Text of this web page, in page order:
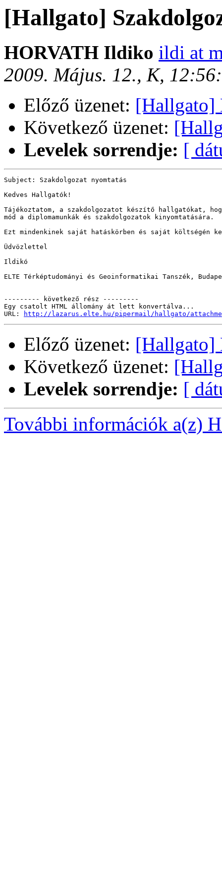
[Hallgato]
HORVATH Ildiko ildi at
2009. Május. 12., K,
Előző üzenet: [Hallgato]
Következő üzenet:
Levelek sorrendje: [
Subject: Szakdolgozat nyomtatás
Kedves Hallgatók!
Tájékoztatom, a szakdolgozatot készítő hallgatókat,
mód a diplomamunkák és szakdolgozatok kinyomtatására.
Ezt mindenkinek saját hatáskörben és saját költségén
Üdvözlettel
Ildikó
ELTE Térképtudományi és Geoinformatikai Tanszék,
--------- következő rész ---------
Egy csatolt HTML állomány át lett konvertálva...
URL:
http://lazarus.elte.hu/pipermail/hallgato/
Előző üzenet: [Hallgato]
Következő üzenet:
Levelek sorrendje: [
További információk a(z)